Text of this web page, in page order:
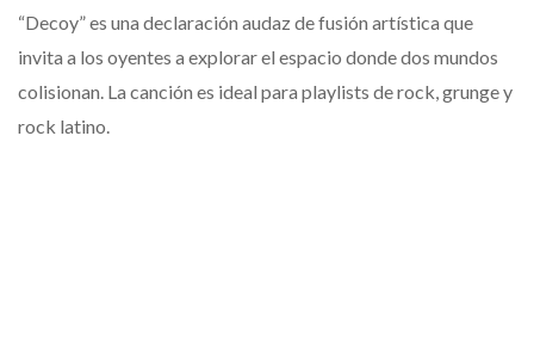
“Decoy” es una declaración audaz de fusión artística que
invita a los oyentes a explorar el espacio donde dos mundos
colisionan. La canción es ideal para playlists de rock, grunge y
rock latino.